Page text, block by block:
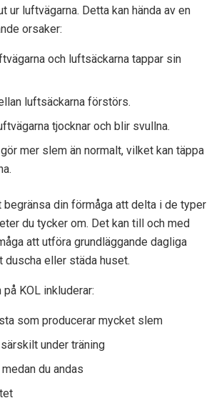
ur luftvägarna. Detta kan hända av en
orsaker:
och luftsäckarna tappar sin
luftsäckarna förstörs.
tjocknar och blir svullna.
mer slem än normalt, vilket kan täppa
begränsa din förmåga att delta i de typer
du tycker om. Det kan till och med
att utföra grundläggande dagliga
duscha eller städa huset.
KOL inkluderar:
som producerar mycket slem
under träning
du andas